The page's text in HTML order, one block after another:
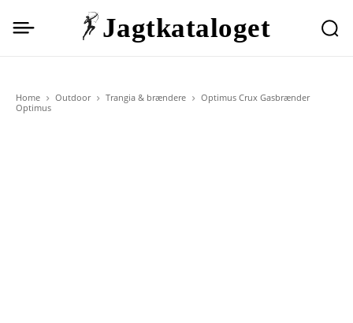
Jagtkataloget
Home Outdoor Trangia & brændere
Optimus Crux Gasbrænder
Optimus